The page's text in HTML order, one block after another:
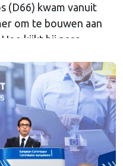
(D66) kwam vanuit
om te bouwen aan
kijkt hij naar
Brusselse én de